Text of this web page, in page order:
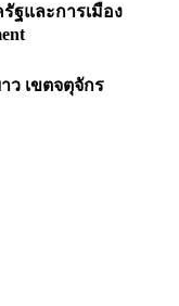
ฐและการเมือง
ว เขตจตุจักร